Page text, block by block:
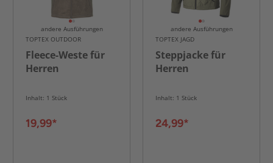
andere Ausführungen
TOPTEX OUTDOOR
Fleece-Weste für
Herren
Inhalt: 1 Stück
19,99*
andere Ausführungen
TOPTEX JAGD
Steppjacke für
Herren
Inhalt: 1 Stück
24,99*